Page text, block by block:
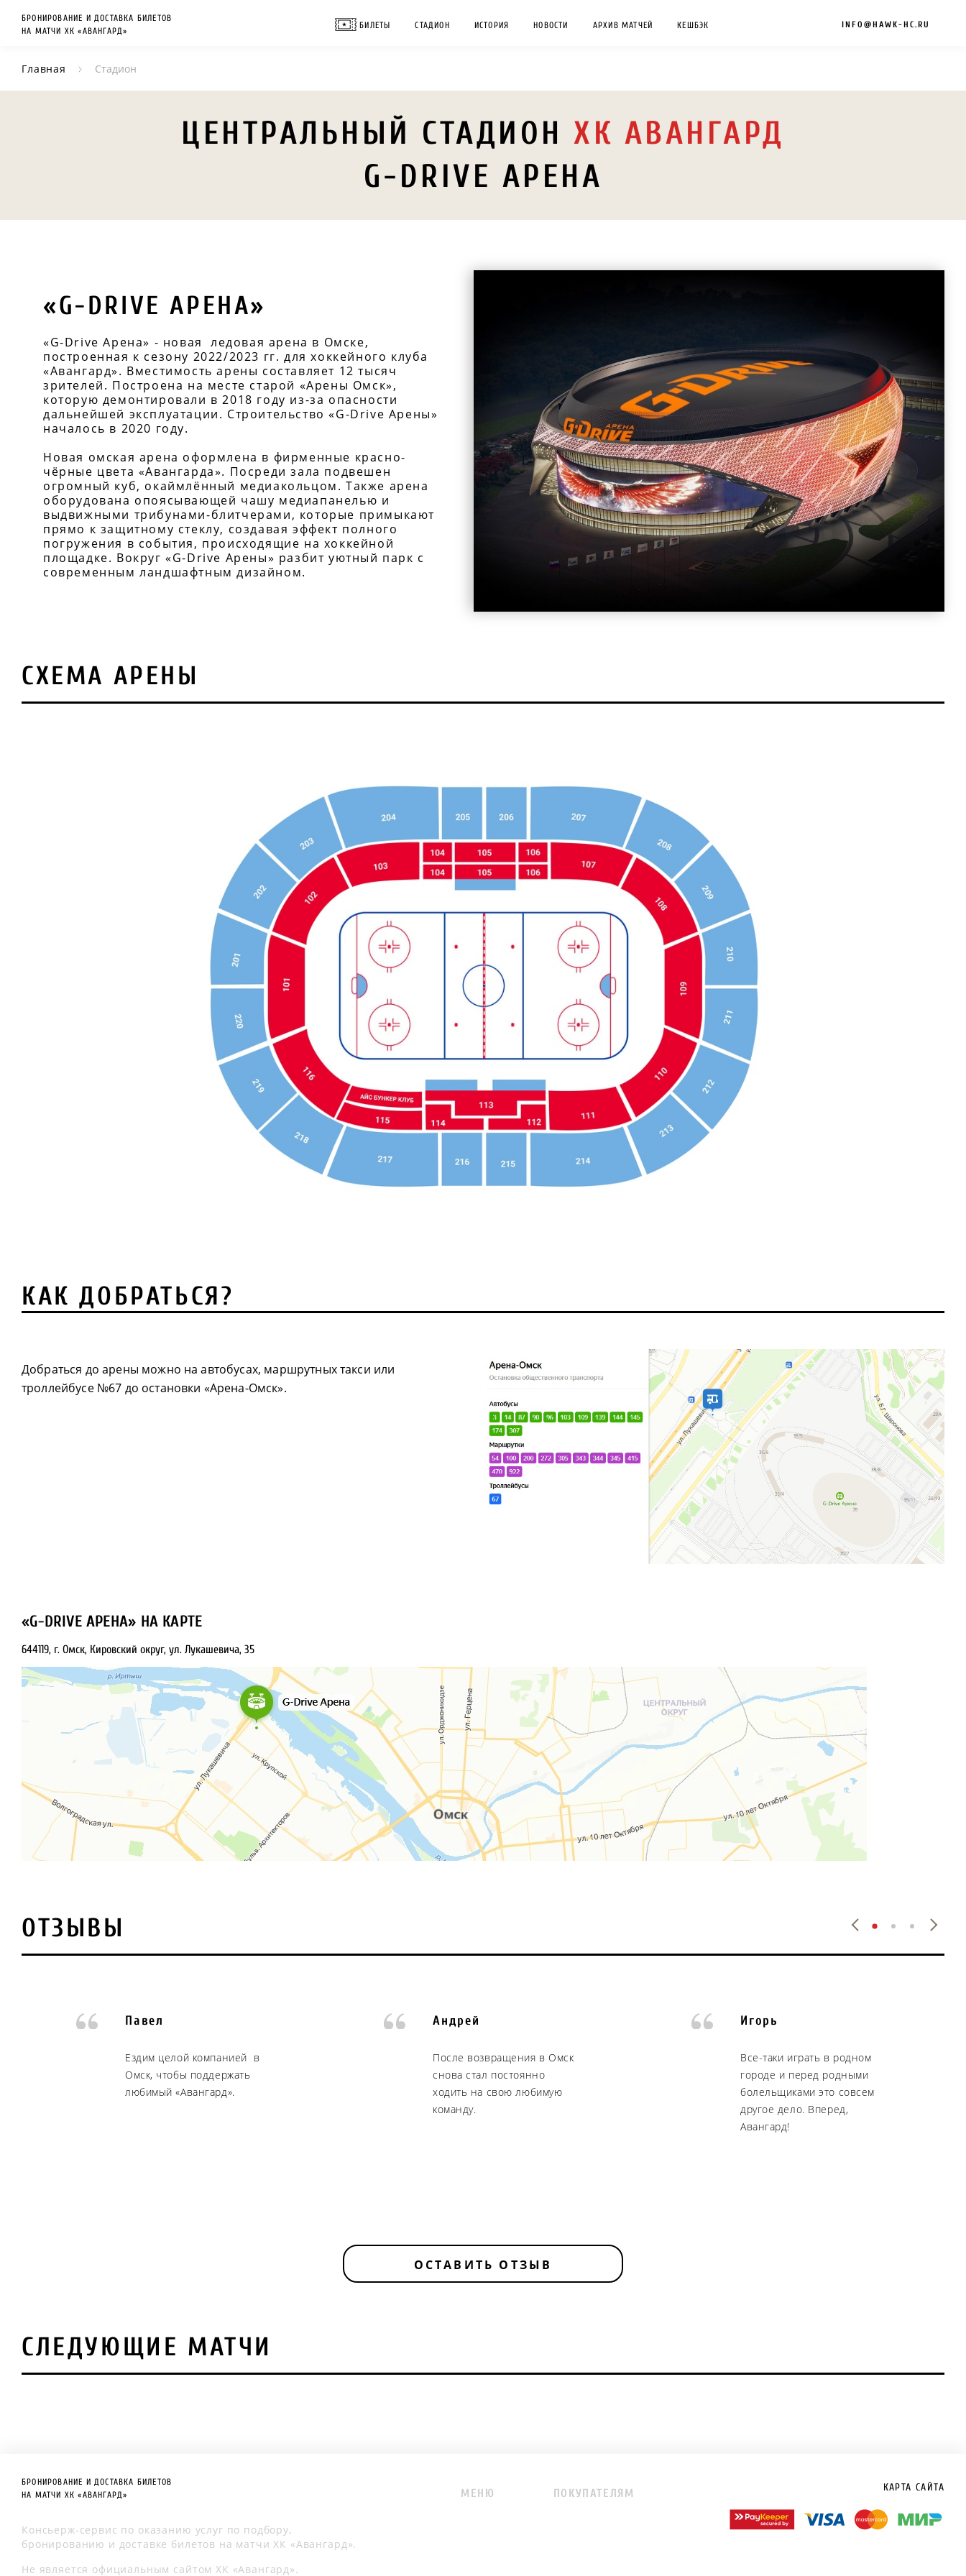
БРОНИРОВАНИЕ И ДОСТАВКА БИЛЕТОВ
НА МАТЧИ ХК «АВАНГАРД»
БИЛЕТЫ СТАДИОН ИСТОРИЯ НОВОСТИ АРХИВ МАТЧЕЙ КЕШБЭК INFO@HAWK-HC.RU
Главная Стадион
ЦЕНТРАЛЬНЫЙ СТАДИОНХК АВАНГАРД
G-DRIVE АРЕНА
«G-DRIVE АРЕНА»
«G-Drive Арена» - новая ледовая арена в Омске,
построенная к сезону 2022/2023 гг. для хоккейного клуба
«Авангард». Вместимость арены составляет 12 тысяч
зрителей. Построена на месте старой «Арены Омск»,
которую демонтировали в 2018 году из-за опасности
дальнейшей эксплуатации. Строительство «G-Drive Арены»
началось в 2020 году.
Новая омская арена оформлена в фирменные красно-
чёрные цвета «Авангарда». Посреди зала подвешен
огромный куб, окаймлённый медиакольцом. Также арена
оборудована опоясывающей чашу медиапанелью и
выдвижными трибунами-блитчерами, которые примыкают
прямо к защитному стеклу, создавая эффект полного
погружения в события, происходящие на хоккейной
площадке. Вокруг «G-Drive Арены» разбит уютный парк с
современным ландшафтным дизайном.
СХЕМА АРЕНЫ
КАК ДОБРАТЬСЯ?
Добраться до арены можно на автобусах, маршрутных такси или
троллейбусе №67 до остановки «Арена-Омск».
«G-DRIVE АРЕНА» НА КАРТЕ
644119, г. Омск, Кировский округ, ул. Лукашевича, 35
ОТЗЫВЫ
Павел
Ездим целой компанией в
Омск, чтобы поддержать
любимый «Авангард».
Андрей
После возвращения в Омск
снова стал постоянно
ходить на свою любимую
команду.
Игорь
Все-таки играть в родном
городе и перед родными
болельщиками это совсем
другое дело. Вперед,
Авангард!
ОСТАВИТЬ ОТЗЫВ
СЛЕДУЮЩИЕ МАТЧИ
БРОНИРОВАНИЕ И ДОСТАВКА БИЛЕТОВ
НА МАТЧИ ХК «АВАНГАРД»
Консьерж-сервис по оказанию услуг по подбору,
бронированию и доставке билетов на матчи ХК «Авангард».
Не является официальным сайтом ХК «Авангард».
МЕНЮ ПОКУПАТЕЛЯМ КАРТА САЙТА